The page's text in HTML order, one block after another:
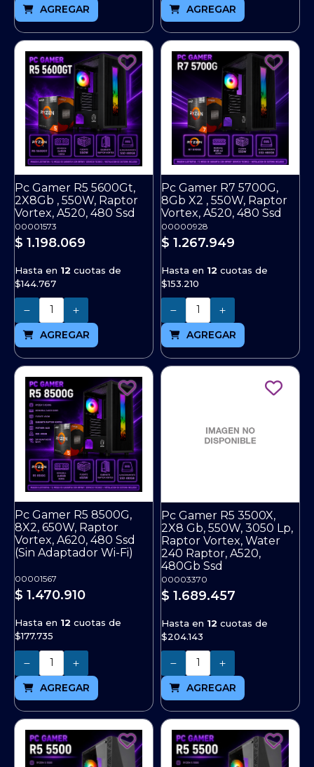
AGREGAR AGREGAR
Pc Gamer R5 5600Gt,
2X8Gb , 550W, Raptor
Vortex, A520, 480 Ssd
00001573
$ 1.198.069
Hasta en 12 cuotas de
$144.767
Cantidad
AGREGAR
Pc Gamer R7 5700G,
8Gb X2 , 550W, Raptor
Vortex, A520, 480 Ssd
00000928
$ 1.267.949
Hasta en 12 cuotas de
$153.210
Cantidad
AGREGAR
Pc Gamer R5 8500G,
8X2, 650W, Raptor
Vortex, A620, 480 Ssd
(Sin Adaptador Wi-Fi)
00001567
$ 1.470.910
Hasta en 12 cuotas de
$177.735
Cantidad
AGREGAR
Pc Gamer R5 3500X,
2X8 Gb, 550W, 3050 Lp,
Raptor Vortex, Water
240 Raptor, A520,
480Gb Ssd
00003370
$ 1.689.457
Hasta en 12 cuotas de
$204.143
Cantidad
AGREGAR